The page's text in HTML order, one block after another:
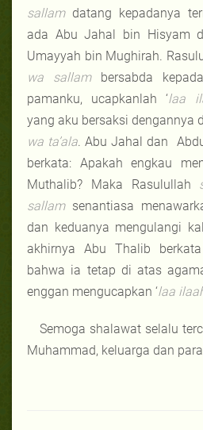
sallamdatang kepadanya
ada Abu Jahal bin Hisyam
Umayyah bin Mughirah.
wa sallambersabda
pamanku, ucapkanlah ‘laa
yang aku bersaksi dengannya
wa ta’ala. Abu Jahal dan
berkata: Apakah engkau
Muthalib? Maka Rasulullah
sallamsenantiasa
dan keduanya mengulangi
akhirnya Abu Thalib
bahwa ia tetap di atas
enggan mengucapkan ‘laa
Semoga shalawat selalu
Muhammad, keluarga dan